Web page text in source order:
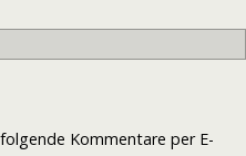
Kommentare per E-